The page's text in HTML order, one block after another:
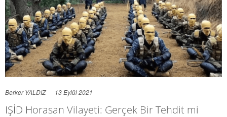
Berker YALDIZ 13 Eylül 2021
IŞİD Horasan Vilayeti: Gerçek Bir Tehdit mi